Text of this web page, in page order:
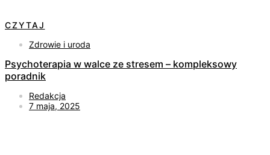
CZYTAJ
Zdrowie i uroda
Psychoterapia w walce ze stresem – kompleksowy
poradnik
Redakcja
7 maja, 2025